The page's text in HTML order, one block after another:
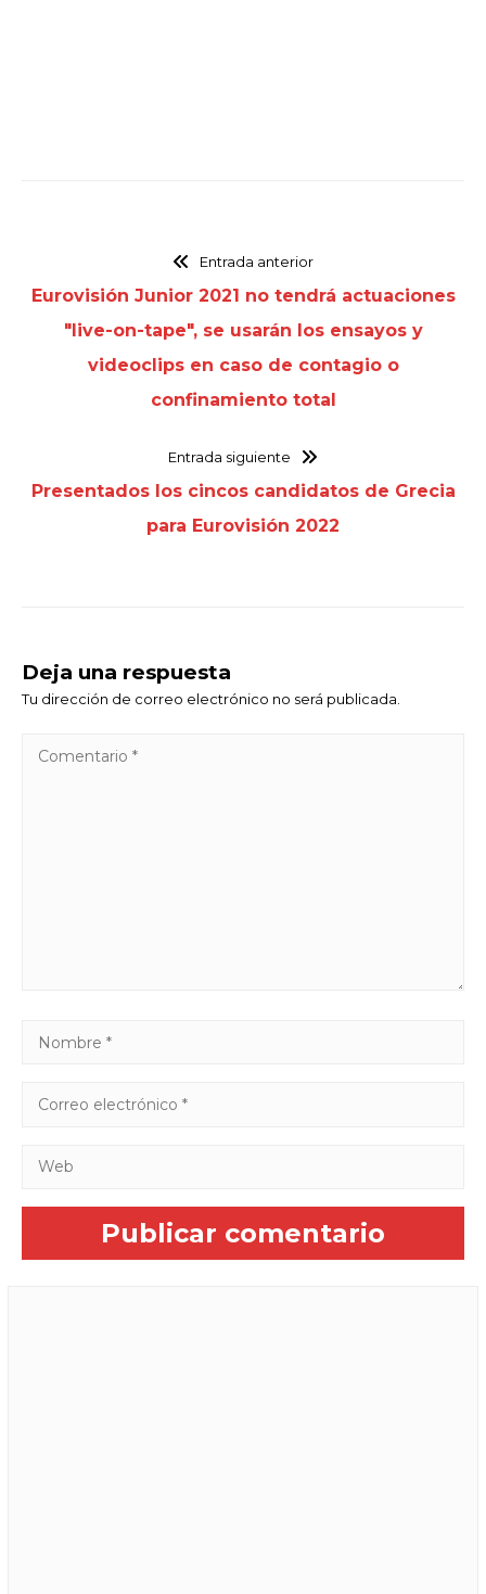
Entrada anterior
Eurovisión Junior 2021 no tendrá actuaciones
"live-on-tape", se usarán los ensayos y
videoclips en caso de contagio o
confinamiento total
Entrada siguiente
Presentados los cincos candidatos de Grecia
para Eurovisión 2022
Deja una respuesta
Tu dirección de correo electrónico no será publicada.